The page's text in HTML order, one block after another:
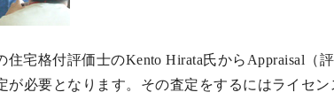
住宅格付評価士のKento Hirata氏からAppraisal
が必要となります。その査定をするにはライセ